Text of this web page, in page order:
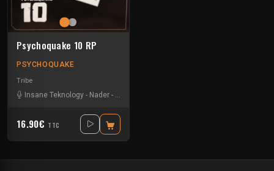
Psychoquake 10 RP
PSYCHOQUAKE
Tribe
Insane Teknology - Nader - Tekos Lab
16.90€ TTC